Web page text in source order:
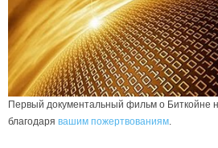
Первый документальный фильм о Биткойне
благодаря вашим пожертвованиям